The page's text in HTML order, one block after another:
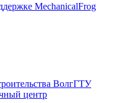
MechanicalFrog
ВолгГТУ
центр